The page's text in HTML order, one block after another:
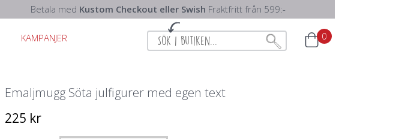
Betala med Kustom Checkout eller Swish Fraktfritt från 599:-
KAMPANJER 0
Emaljmugg Söta julfigurer med egen text
225 kr